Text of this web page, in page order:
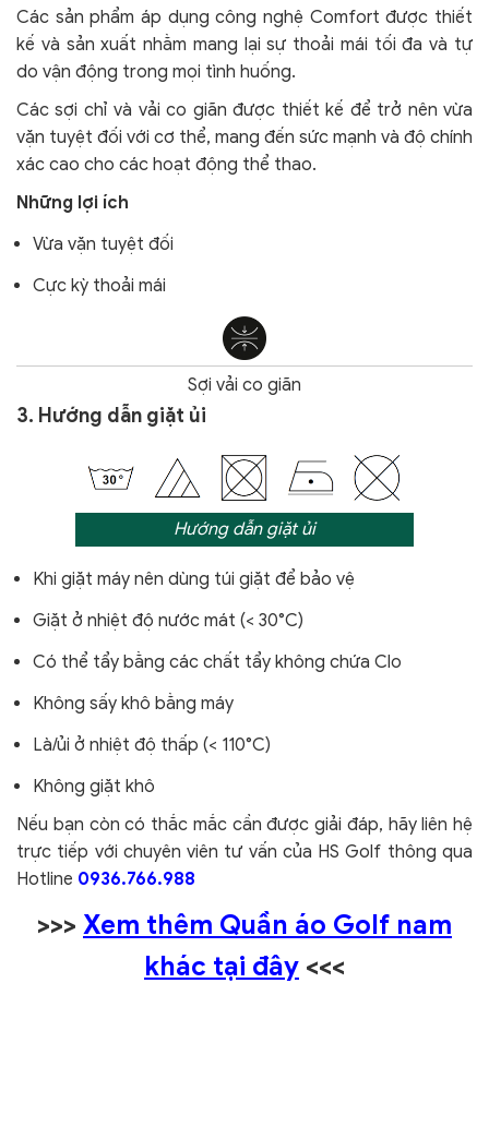
Các sản phẩm áp dụng công nghệ Comfortđược thiết
kế và sản xuất nhằm mang lại sự thoải mái tối đa và tự
do vận động trong mọi tình huống.
Các sợi chỉ và vải co giãn được thiết kế để trở nên vừa
vặn tuyệt đối với cơ thể, mang đến sức mạnh và độ chính
xác cao cho các hoạt động thể thao.
Những lợi ích
Vừa vặn tuyệt đối
Cực kỳ thoải mái
Sợi vải co giãn
3. Hướng dẫn giặt ủi
Hướng dẫn giặt ủi
Khi giặt máy nên dùng túi giặt để bảo vệ
Giặt ở nhiệt độ nước mát (< 30°C)
Có thể tẩy bằng các chất tẩy không chứa Clo
Không sấy khô bằng máy
Là/ủi ở nhiệt độ thấp (< 110°C)
Không giặt khô
Nếu bạn còn có thắc mắc cần được giải đáp, hãy liên hệ
trực tiếp với chuyên viên tư vấn của HS Golf thông qua
Hotline 0936.766.988
>>> Xem thêm Quần áo Golf nam
khác tại đây <<<